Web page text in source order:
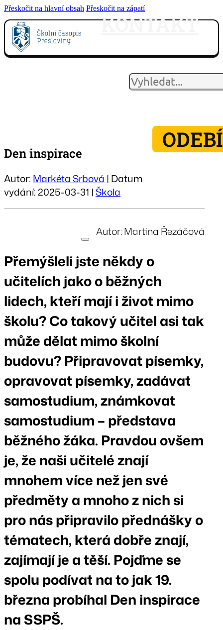
Přeskočit na hlavní obsah Přeskočit na zápatí
KONTAKT
HLEDAT
Den inspirace
Autor: Markéta Srbová | Datum
vydání: 2025-03-31 | Škola
Autor: Martina Řezáčová
Přemýšleli jste někdy o
učitelích jako o běžných
lidech, kteří mají i život mimo
školu? Co takový učitel asi tak
může dělat mimo školní
budovu? Připravovat písemky,
opravovat písemky, zadávat
samostudium, známkovat
samostudium – představa
běžného žáka. Pravdou ovšem
je, že naši učitelé znají
mnohem více než jen své
předměty a mnoho z nich si
pro nás připravilo přednášky o
tématech, která dobře znají,
zajímají je a těší. Pojďme se
spolu podívat na to jak 19.
března probíhal Den inspirace
na SSPŠ.